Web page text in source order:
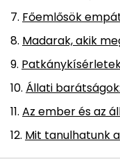
Főemlősök
Madarak, akik
Állati
Az ember és az
Mit tanulhatunk